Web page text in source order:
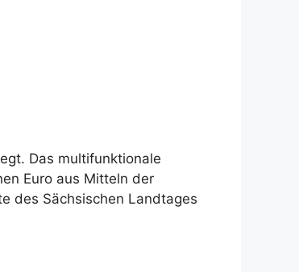
Das multifunktionale
Euro aus Mitteln der
des Sächsischen Landtages